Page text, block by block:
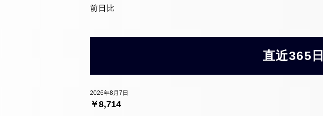
前日比
直近365
￥8,714
2026年8月7日